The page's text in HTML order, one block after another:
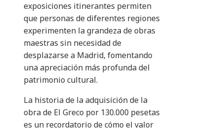
exposiciones itinerantes permiten
que personas de diferentes regiones
experimenten la grandeza de obras
maestras sin necesidad de
desplazarse a Madrid, fomentando
una apreciación más profunda del
patrimonio cultural.
La historia de la adquisición de la
obra de El Greco por 130.000 pesetas
es un recordatorio de cómo el valor